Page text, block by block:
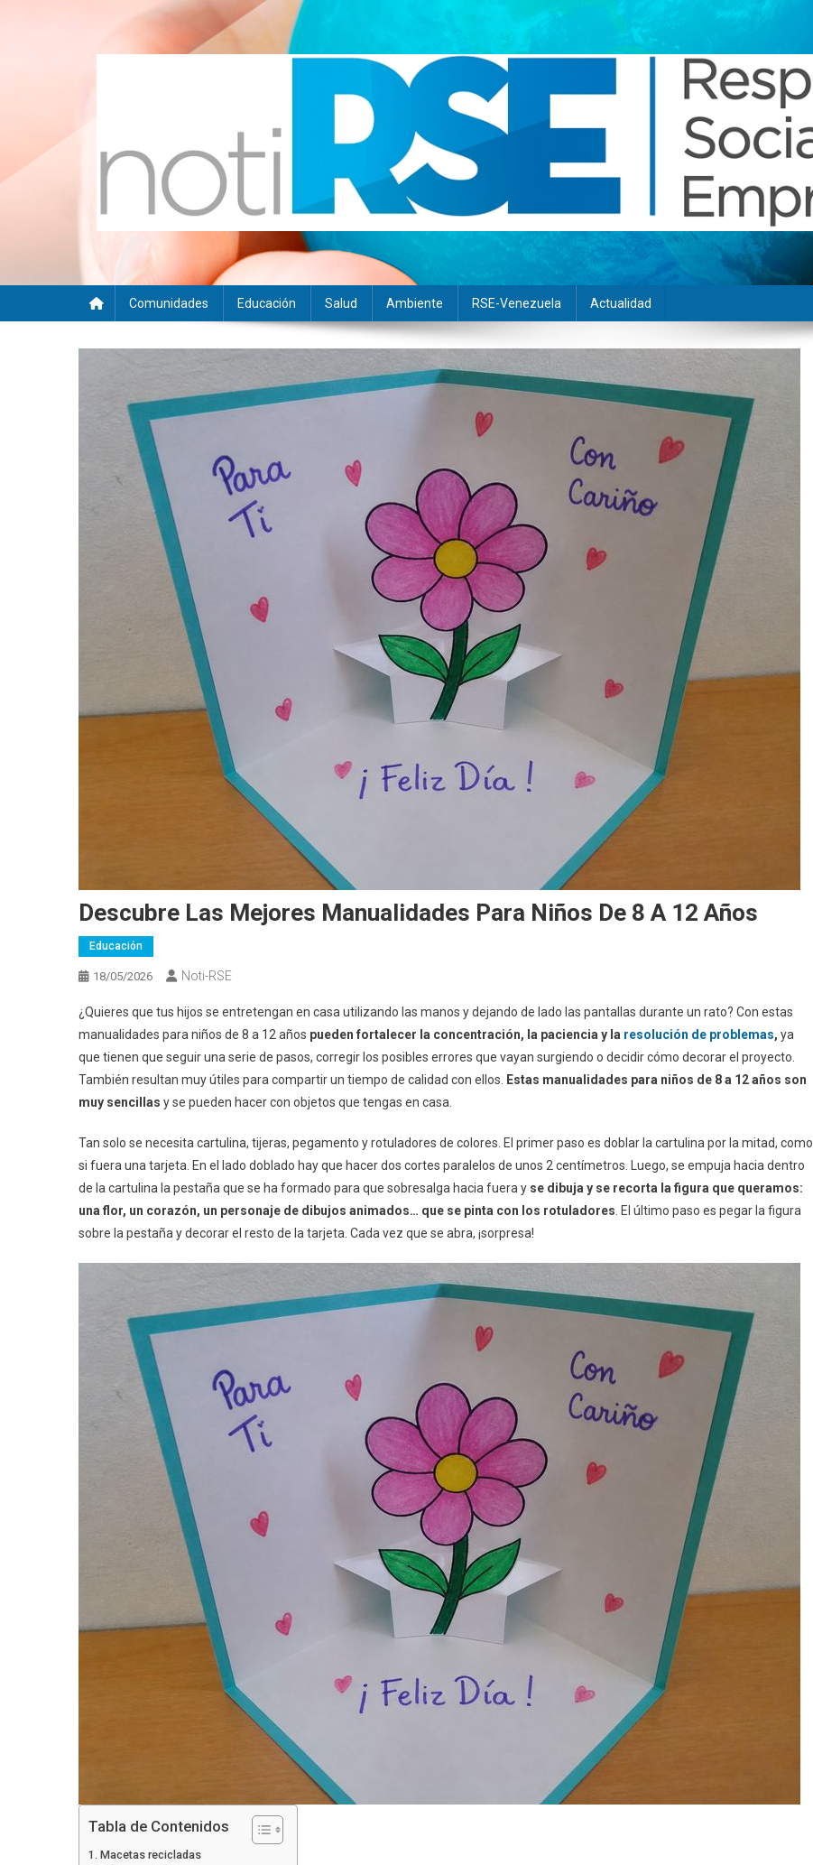
Noti RSE
Noticias con sentido responsable
Comunidades Educación Salud Ambiente RSE-Venezuela Actualidad
Descubre Las Mejores Manualidades Para Niños De 8 A 12 Años
Educación
18/05/2026 Noti-RSE
¿Quieres que tus hijos se entretengan en casa utilizando las manos y dejando de lado las pantallas durante un rato? Con estas
manualidades para niños de 8 a 12 años pueden fortalecer la concentración, la paciencia y la resolución de problemas, ya
que tienen que seguir una serie de pasos, corregir los posibles errores que vayan surgiendo o decidir cómo decorar el proyecto.
También resultan muy útiles para compartir un tiempo de calidad con ellos.
Estas manualidades para niños de 8 a 12 años son
muy sencillas y se pueden hacer con objetos que tengas en casa.
Tan solo se necesita cartulina, tijeras, pegamento y rotuladores de colores. El primer paso es doblar la cartulina por la mitad, como
si fuera una tarjeta. En el lado doblado hay que hacer dos cortes paralelos de unos 2 centímetros. Luego, se empuja hacia dentro
de la cartulina la pestaña que se ha formado para que sobresalga hacia fuera y se dibuja y se recorta la figura que queramos:
una flor, un corazón, un personaje de dibujos animados… que se pinta con los rotuladores . El último paso es pegar la figura
sobre la pestaña y decorar el resto de la tarjeta. Cada vez que se abra, ¡sorpresa!
Tabla de Contenidos
Macetas recicladas